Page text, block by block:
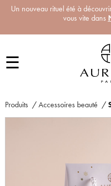
Un nouveau rituel été à
vous vite dans
☰
Produits /Accessoires beauté /